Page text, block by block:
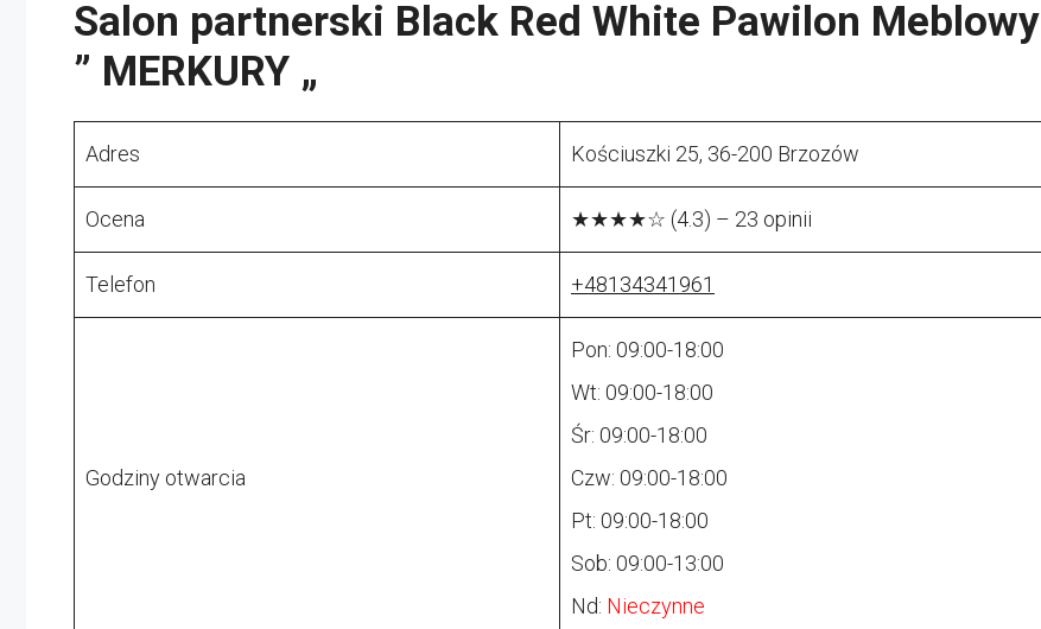
Salon partnerski Black Red White Pawilon Meblowy
” MERKURY „
Adres Kościuszki 25, 36-200 Brzozów
Ocena ★★★★☆ (4.3) – 23 opinii
Telefon +48134341961
Godziny otwarcia
Pon: 09:00-18:00
Wt: 09:00-18:00
Śr: 09:00-18:00
Czw: 09:00-18:00
Pt: 09:00-18:00
Sob: 09:00-13:00
Nd: Nieczynne